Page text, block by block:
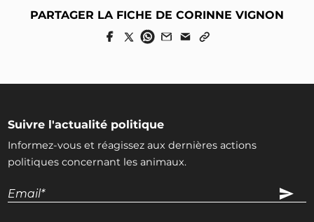
PARTAGER LA FICHE DE CORINNE VIGNON
Suivre l'actualité politique
Informez-vous et réagissez aux dernières actions
politiques concernant les animaux.